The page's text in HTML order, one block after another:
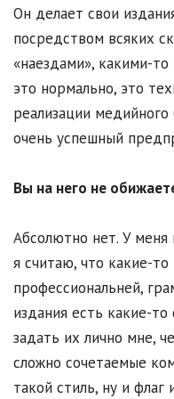
Он делает свои
посредством всяких
«наездами», какими-
это нормально, это
реализации медийного
очень успешный
Вы на него не
Абсолютно нет. У
я считаю, что какие-
профессиональней,
издания есть какие-
задать их лично мне,
сложно сочетаемые
такой стиль, ну и флаг